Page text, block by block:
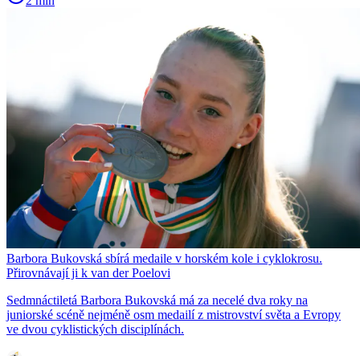
Barbora Bukovská sbírá medaile v horském kole i cyklokrosu.
Přirovnávají ji k van der Poelovi
Sedmnáctiletá Barbora Bukovská má za necelé dva roky na
juniorské scéně nejméně osm medailí z mistrovství světa a Evropy
ve dvou cyklistických disciplínách.